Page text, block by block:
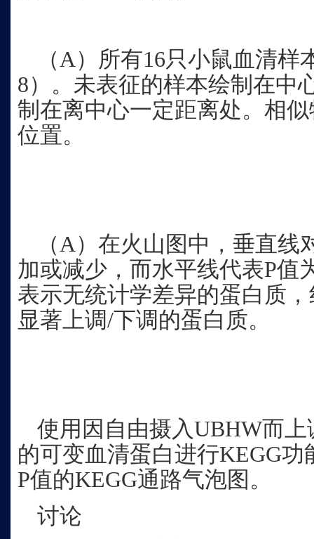
（A）所有16只小鼠血清样
8）。未表征的样本绘制在中
制在离中心一定距离处。相
位置。
（A）在火山图中，垂直线
加或减少，而水平线代表P值
表示无统计学差异的蛋白质
显著上调/下调的蛋白质。
使用因自由摄入UBHW而
的可变血清蛋白进行KEGG
P值的KEGG通路气泡图。
讨论